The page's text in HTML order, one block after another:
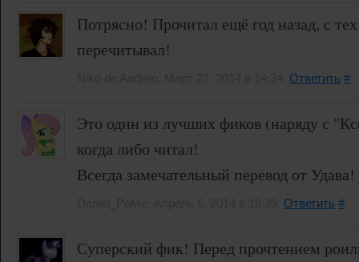
Потрясно! Прочитал ещё год назад, с
перечитывал!
Ответить #
Это один из лучших фиков (наряду с
когда либо читал!
Всегда замечательный перевод от Удава!
Ответить #
Суперский фик! Перед прочтением